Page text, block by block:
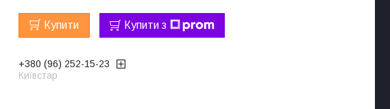
Купити Купити з
+380 (96) 252-15-23
Київстар